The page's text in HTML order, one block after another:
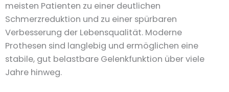
meisten Patienten zu einer deutlichen
Schmerzreduktion und zu einer spürbaren
Verbesserung der Lebensqualität. Moderne
Prothesen sind langlebig und ermöglichen eine
stabile, gut belastbare Gelenkfunktion über viele
Jahre hinweg.